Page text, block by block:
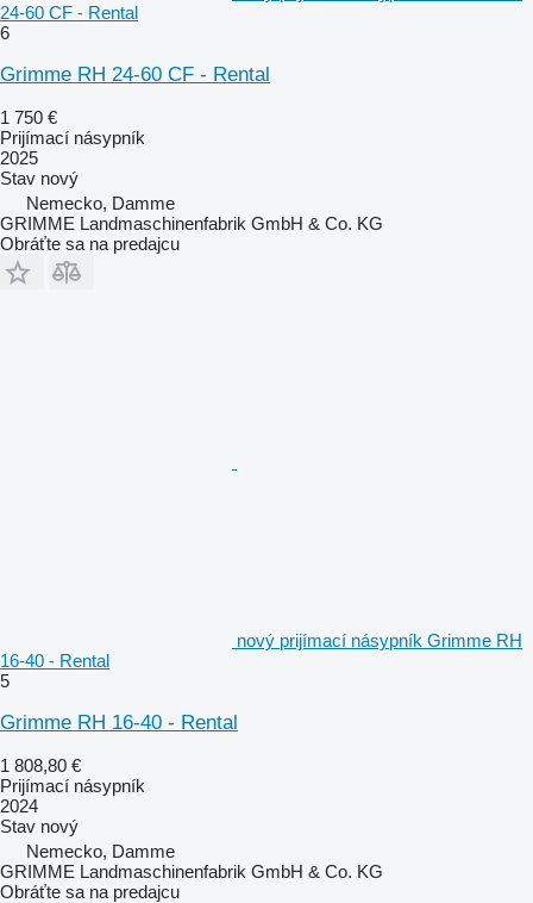
24-60 CF - Rental
6
Grimme RH 24-60 CF - Rental
1 750 €
Prijímací násypník
2025
Stav nový
Nemecko, Damme
GRIMME Landmaschinenfabrik GmbH & Co. KG
Obráťte sa na predajcu
nový prijímací násypník Grimme RH
16-40 - Rental
5
Grimme RH 16-40 - Rental
1 808,80 €
Prijímací násypník
2024
Stav nový
Nemecko, Damme
GRIMME Landmaschinenfabrik GmbH & Co. KG
Obráťte sa na predajcu